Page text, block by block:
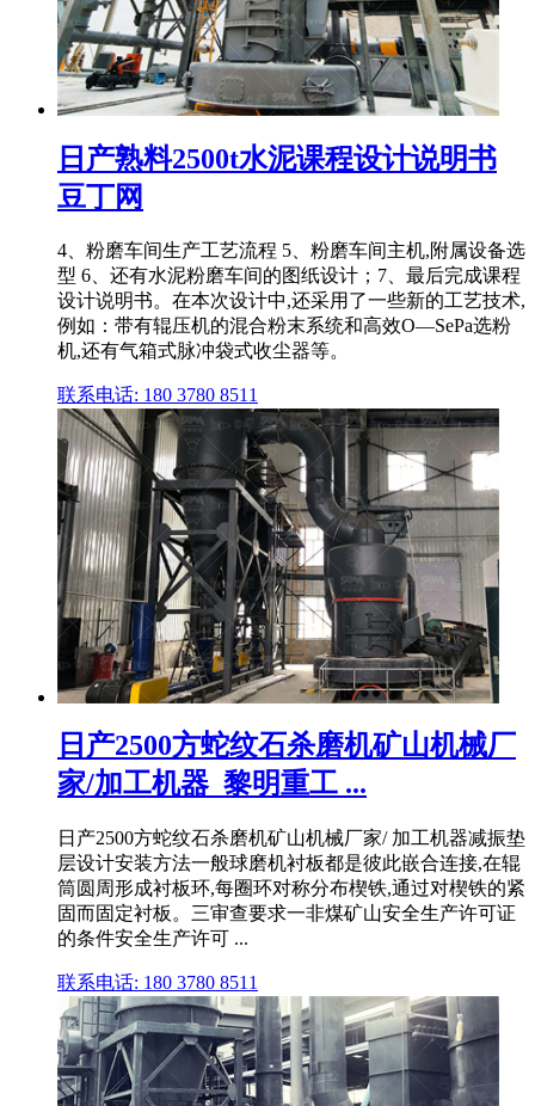
日产熟料2500t水泥课程设计说明书
豆丁网
4、粉磨车间生产工艺流程 5、粉磨车间主机,附属设备选
型 6、还有水泥粉磨车间的图纸设计；7、最后完成课程
设计说明书。在本次设计中,还采用了一些新的工艺技术,
例如：带有辊压机的混合粉末系统和高效O—SePa选粉
机,还有气箱式脉冲袋式收尘器等。
联系电话: 180 3780 8511
日产2500方蛇纹石杀磨机矿山机械厂
家/加工机器_黎明重工 ...
日产2500方蛇纹石杀磨机矿山机械厂家/ 加工机器减振垫
层设计安装方法一般球磨机衬板都是彼此嵌合连接,在辊
筒圆周形成衬板环,每圈环对称分布楔铁,通过对楔铁的紧
固而固定衬板。三审查要求一非煤矿山安全生产许可证
的条件安全生产许可 ...
联系电话: 180 3780 8511